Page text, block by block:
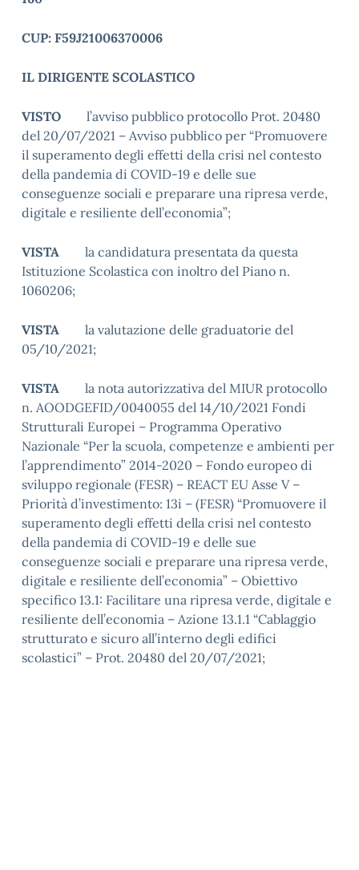
CUP: F59J21006370006
IL DIRIGENTE SCOLASTICO
VISTO l’avviso pubblico protocollo Prot. 20480
del 20/07/2021 – Avviso pubblico per “Promuovere
il superamento degli effetti della crisi nel contesto
della pandemia di COVID-19 e delle sue
conseguenze sociali e preparare una ripresa verde,
digitale e resiliente dell’economia”;
VISTA la candidatura presentata da questa
Istituzione Scolastica con inoltro del Piano n.
1060206;
VISTA la valutazione delle graduatorie del
05/10/2021;
VISTA la nota autorizzativa del MIUR protocollo
n. AOODGEFID/0040055 del 14/10/2021 Fondi
Strutturali Europei – Programma Operativo
Nazionale “Per la scuola, competenze e ambienti per
l’apprendimento” 2014-2020 – Fondo europeo di
sviluppo regionale (FESR) – REACT EU Asse V –
Priorità d’investimento: 13i – (FESR) “Promuovere il
superamento degli effetti della crisi nel contesto
della pandemia di COVID-19 e delle sue
conseguenze sociali e preparare una ripresa verde,
digitale e resiliente dell’economia” – Obiettivo
specifico 13.1: Facilitare una ripresa verde, digitale e
resiliente dell’economia – Azione 13.1.1 “Cablaggio
strutturato e sicuro all’interno degli edifici
scolastici” – Prot. 20480 del 20/07/2021;